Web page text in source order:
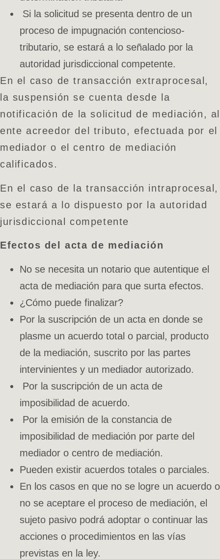
Si la solicitud se presenta dentro de un
proceso de impugnación contencioso-
tributario, se estará a lo señalado por la
autoridad jurisdiccional competente.
En el caso de transacción extraprocesal,
la suspensión se cuenta desde la
notificación de la solicitud de mediación, al
ente acreedor del tributo, efectuada por el
mediador o el centro de mediación
calificados.
En el caso de la transacción intraprocesal,
se estará a lo dispuesto por la autoridad
jurisdiccional competente
Efectos del acta de mediación
No se necesita un notario que autentique el
acta de mediación para que surta efectos.
¿Cómo puede finalizar?
Por la suscripción de un acta en donde se
plasme un acuerdo total o parcial, producto
de la mediación, suscrito por las partes
intervinientes y un mediador autorizado.
Por la suscripción de un acta de
imposibilidad de acuerdo.
Por la emisión de la constancia de
imposibilidad de mediación por parte del
mediador o centro de mediación.
Pueden existir acuerdos totales o parciales.
En los casos en que no se logre un acuerdo o
no se aceptare el proceso de mediación, el
sujeto pasivo podrá adoptar o continuar las
acciones o procedimientos en las vías
previstas en la ley.